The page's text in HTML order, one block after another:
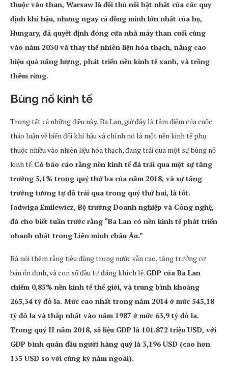
thuộc vào than, Warsaw là đối thủ nổi bật nhất của các quy
định khí hậu, nhưng ngay cả đồng minh lớn nhất của họ,
Hungary, đã quyết định đóng cửa nhà máy than cuối cùng
vào năm 2030 và thay thế nhiên liệu hóa thạch, nâng cao
hiệu quả năng lượng, phát triển nền kinh tế xanh, và trồng
thêm rừng.
Bùng nổ kinh tế
Trong tất cả những điều này, Ba Lan, giờ đây là tâm điểm của cuộc
thảo luận về biến đổi khí hậu và chính nó là một nền kinh tế phụ
thuộc nhiều vào nhiên liệu hóa thạch, đang trải qua một sự bùng nổ
kinh tế. Có báo cáo rằng nền kinh tế đã trải qua một sự tăng
trưởng 5,1% trong quý thứ ba của năm 2018, và sự tăng
trưởng tương tự đã trải qua trong quý thứ hai, là tốt.
Jadwiga Emilewicz, Bộ trưởng Doanh nghiệp và Công nghệ,
đã cho biết tuần trước rằng “Ba Lan có nền kinh tế phát triển
nhanh nhất trong Liên minh châu Âu.”
Bà nói thêm rằng tiêu dùng trong nước vẫn cao, tăng trưởng cơ
bản ổn định, và con số đầu tư đáng khích lệ. GDP của Ba Lan
chiếm 0,85% nền kinh tế thế giới, và trung bình khoảng
265,34 tỷ đô la. Mức cao nhất trong năm 2014 ở mức 545,18
tỷ đô la và thấp nhất vào năm 1987 ở mức 63,9 tỷ đô la.
Trong quý II năm 2018, số liệu GDP là 101.872 triệu USD, với
GDP bình quân đầu người hàng quý là 3,196 USD (cao hơn
135 USD so với cùng kỳ năm ngoái).